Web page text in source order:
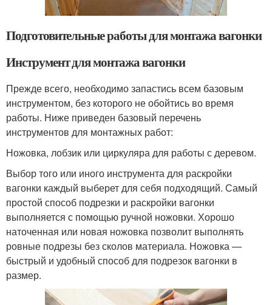
Подготовительные работы для монтажа вагонки
Инструмент для монтажа вагонки
Прежде всего, необходимо запастись всем базовым
инструментом, без которого не обойтись во время
работы. Ниже приведен базовый перечень
инструментов для монтажных работ:
Ножовка, лобзик или циркуляра для работы с деревом.
Выбор того или иного инструмента для раскройки
вагонки каждый выберет для себя подходящий. Самый
простой способ подрезки и раскройки вагонки
выполняется с помощью ручной ножовки. Хорошо
наточенная или новая ножовка позволит выполнять
ровные подрезы без сколов материала. Ножовка —
быстрый и удобный способ для подрезок вагонки в
размер.